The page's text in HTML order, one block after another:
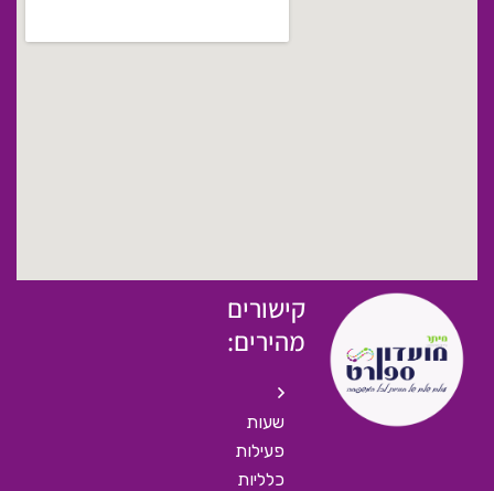
קישורים
מהירים:
שעות
פעילות
כלליות